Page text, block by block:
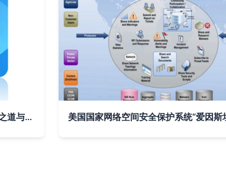
捍卫数字边界 门店标牌云的信息安全保障之道与信息系统技术服务